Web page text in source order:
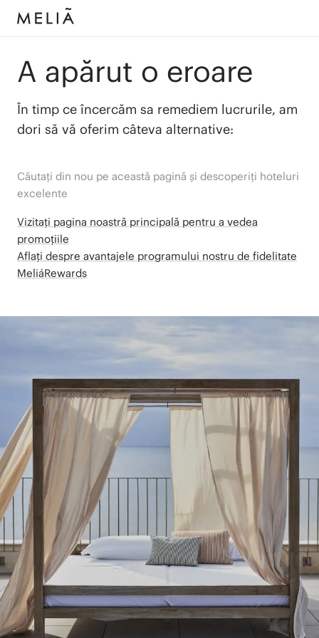
A apărut o eroare
În timp ce încercăm sa remediem lucrurile, am
dori să vă oferim câteva alternative:
Căutați din nou pe această pagină și descoperiți hoteluri
excelente
Vizitați pagina noastră principală pentru a vedea
promoțiile
Aflați despre avantajele programului nostru de fidelitate
MeliáRewards